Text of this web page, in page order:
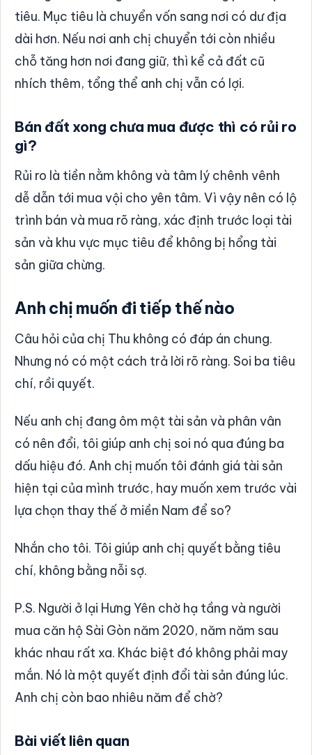
tiêu. Mục tiêu là chuyển vốn sang nơi có dư địa
dài hơn. Nếu nơi anh chị chuyển tới còn nhiều
chỗ tăng hơn nơi đang giữ, thì kể cả đất cũ
nhích thêm, tổng thể anh chị vẫn có lợi.
Bán đất xong chưa mua được thì có rủi ro
gì?
Rủi ro là tiền nằm không và tâm lý chênh vênh
dễ dẫn tới mua vội cho yên tâm. Vì vậy nên có lộ
trình bán và mua rõ ràng, xác định trước loại tài
sản và khu vực mục tiêu để không bị hổng tài
sản giữa chừng.
Anh chị muốn đi tiếp thế nào
Câu hỏi của chị Thu không có đáp án chung.
Nhưng nó có một cách trả lời rõ ràng. Soi ba tiêu
chí, rồi quyết.
Nếu anh chị đang ôm một tài sản và phân vân
có nên đổi, tôi giúp anh chị soi nó qua đúng ba
dấu hiệu đó. Anh chị muốn tôi đánh giá tài sản
hiện tại của mình trước, hay muốn xem trước vài
lựa chọn thay thế ở miền Nam để so?
Nhắn cho tôi. Tôi giúp anh chị quyết bằng tiêu
chí, không bằng nỗi sợ.
P.S. Người ở lại Hưng Yên chờ hạ tầng và người
mua căn hộ Sài Gòn năm 2020, năm năm sau
khác nhau rất xa. Khác biệt đó không phải may
mắn. Nó là một quyết định đổi tài sản đúng lúc.
Anh chị còn bao nhiêu năm để chờ?
Bài viết liên quan